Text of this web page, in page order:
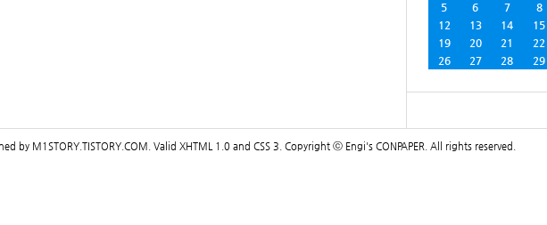
5
6 7 8
12
13 14 15
19
20 21 22
26
27 28 29
by M1STORY.TISTORY.COM . Valid XHTML 1.0 and CSS 3 . Copyright ⓒ Engi's CONPAPER . All rights reserved.